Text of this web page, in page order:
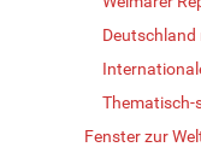
Fenster zur